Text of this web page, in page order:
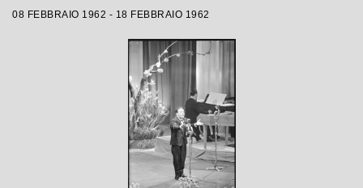
08 FEBBRAIO 1962 - 18 FEBBRAIO 1962